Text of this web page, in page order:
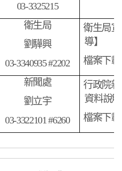
03-3325215
衛生局
劉驊興
03-3340935 #2202
衛生局
導】
檔案下
新聞處
劉立宇
03-3322101 #6260
行政院
資料說
檔案下